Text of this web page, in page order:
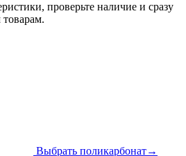
проверьте наличие и сразу
Выбрать поликарбонат→